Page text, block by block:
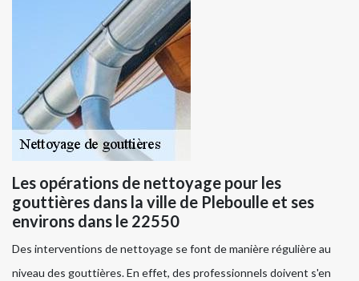
Les opérations de nettoyage pour les
gouttières dans la ville de Pleboulle et ses
environs dans le 22550
Des interventions de nettoyage se font de manière régulière au
niveau des gouttières. En effet, des professionnels doivent s'en